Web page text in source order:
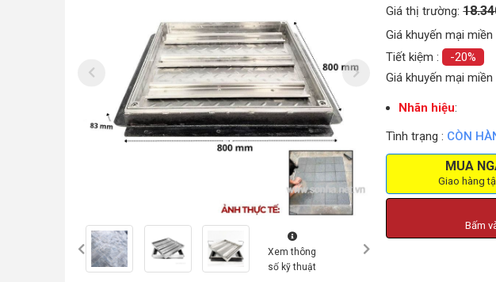
Xem thông
số kỹ thuật
Giá thị trường:
Giá khuyến mại miền
Tiết kiệm :
-20%
Giá khuyến mại miền
Nhãn hiệu:
Tình trạng : CÒN
MUA
Giao hàng
Bấm